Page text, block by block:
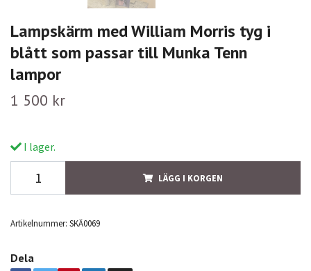
Lampskärm med William Morris tyg i
blått som passar till Munka Tenn
lampor
1 500 kr
I lager.
LÄGG I KORGEN
Artikelnummer: SKÄ0069
Dela